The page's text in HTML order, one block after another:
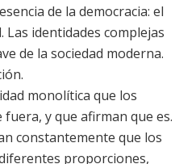
de la democracia: el
identidades complejas
de la sociedad moderna.
monolítica que los
y que afirman que es.
constantemente que los
proporciones,